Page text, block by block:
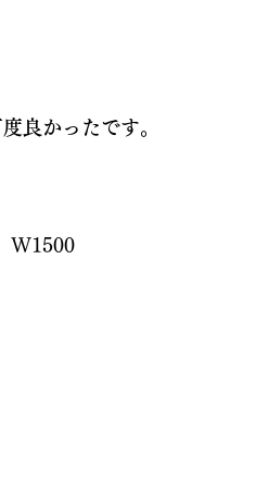
良かったです。
W1500